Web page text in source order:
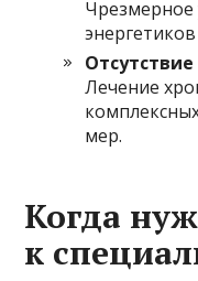
Чрезмерное
Лечение
мер.
Когда
к